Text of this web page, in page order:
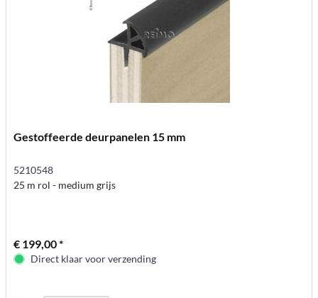
Gestoffeerde deurpanelen 15 mm
5210548
25 m rol - medium grijs
€ 199,00 *
Direct klaar voor verzending